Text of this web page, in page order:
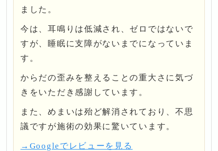
ました。
今は、耳鳴りは低減され、ゼロではないで
すが、睡眠に支障がないまでになっていま
す。
からだの歪みを整えることの重大さに気づ
きをいただき感謝しています。
また、めまいは殆ど解消されており、不思
議ですが施術の効果に驚いています。
→Googleでレビューを見る